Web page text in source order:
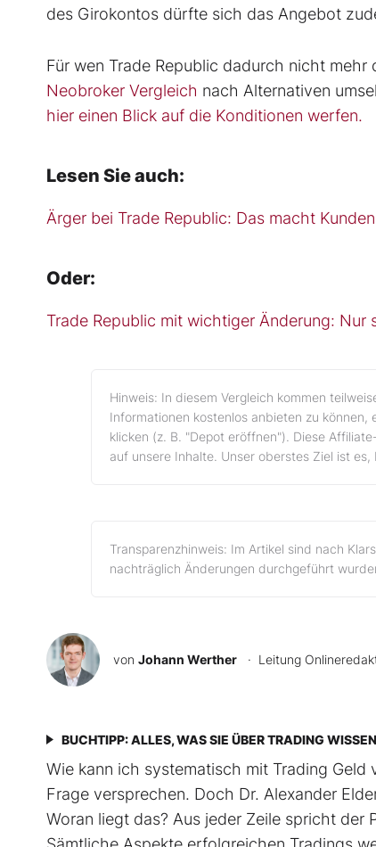
des Girokontos dürfte sich das Angebot
Für wen Trade Republic dadurch nicht
Neobroker Vergleich nach Alternativen
hier einen Blick auf die Konditionen werfen.
Lesen Sie auch:
Ärger bei Trade Republic: Das macht
Oder:
Trade Republic mit wichtiger Änderung:
Hinweis: In diesem Vergleich kommen
Informationen kostenlos anbieten zu können,
klicken (z. B. "Depot eröffnen"). Diese
auf unsere Inhalte. Unser oberstes Ziel ist
Transparenzhinweis: Im Artikel sind nach
nachträglich Änderungen durchgeführt
von Johann Werther · Leitung
BUCHTIPP: ALLES, WAS SIE ÜBER TRADING
Wie kann ich systematisch mit Trading
Frage versprechen. Doch Dr. Alexander
Woran liegt das? Aus jeder Zeile spricht